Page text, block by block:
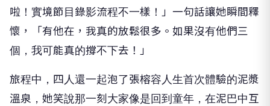
啦！實境節目錄影流程不一樣！ 」一句話讓她瞬間釋
懷，「有他在，我真的放鬆很多。 如果沒有他們三
個，我可能真的撐不下去！」
旅程中，四人還一起泡了張榕容人生首次體驗的泥漿
溫泉， 她笑說那一刻大家像是回到童年，在泥巴中互